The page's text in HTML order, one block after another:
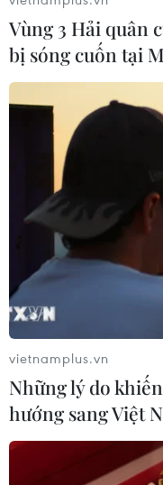
Vùng 3 Hải quân
bị sóng cuốn tại
vietnamplus.vn
Những lý do
hướng sang Việt